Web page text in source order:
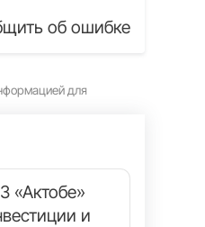
об ошибке
для
«Актобе»
и